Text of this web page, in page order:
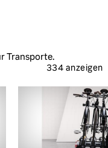
Transporte.
334 anzeigen